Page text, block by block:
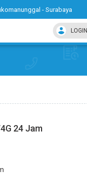
- Surabaya
LOGIN
24 Jam